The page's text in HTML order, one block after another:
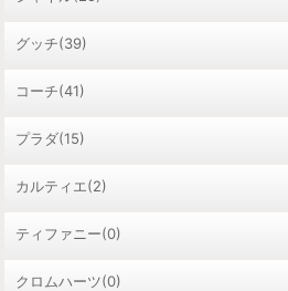
グッチ(39)
コーチ(41)
プラダ(15)
カルティエ(2)
ティファニー(0)
クロムハーツ(0)